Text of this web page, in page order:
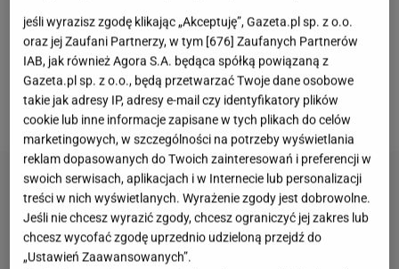
są razem. Niedawno para wybrała się na wspólne
wakacjedo Kenii. Niestety, niedługo po przyjeździe
zakochani wylądowali w szpitalu. Teraz Jay zmaga
się z kolejnymi problemami zdrowotnymi.
jeśli wyrazisz zgodę klikając „Akceptuję”, Gazeta.pl sp. z o.o.
oraz jej Zaufani Partnerzy, w tym [676] Zaufanych Partnerów
IAB, jak również Agora S.A. będąca spółką powiązaną z
Gazeta.pl sp. z o.o., będą przetwarzać Twoje dane osobowe
takie jak adresy IP, adresy e-mail czy identyfikatory plików
cookie lub inne informacje zapisane w tych plikach do celów
marketingowych, w szczególności na potrzeby wyświetlania
reklam dopasowanych do Twoich zainteresowań i preferencji w
swoich serwisach, aplikacjach i w Internecie lub personalizacji
treści w nich wyświetlanych. Wyrażenie zgody jest dobrowolne.
Jeśli nie chcesz wyrazić zgody, chcesz ograniczyć jej zakres lub
chcesz wycofać zgodę uprzednio udzieloną przejdź do
„Ustawień Zaawansowanych”.